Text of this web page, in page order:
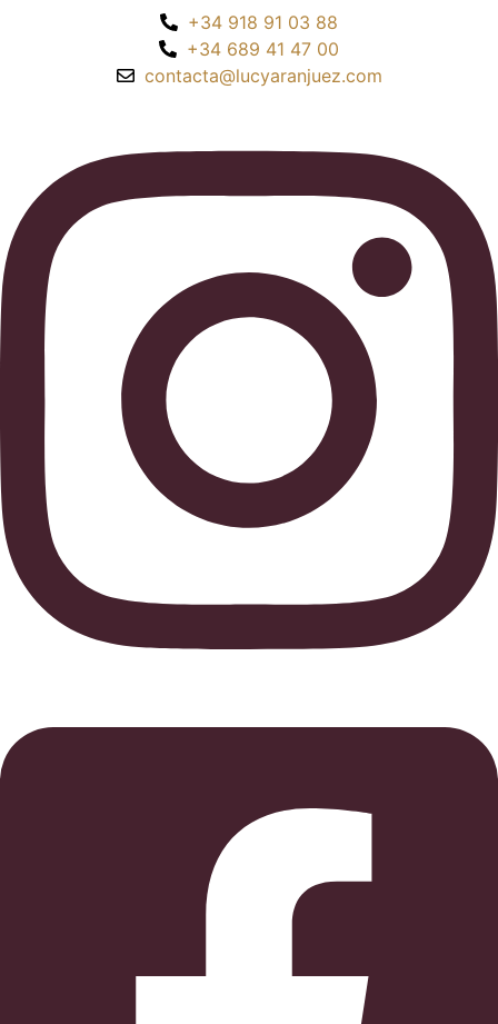
+34 918 91 03 88
+34 689 41 47 00
contacta@lucyaranjuez.com